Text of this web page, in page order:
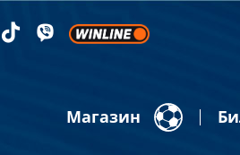
Магазин